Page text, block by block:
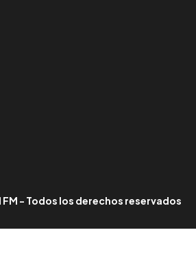
FM - Todos los derechos reservados